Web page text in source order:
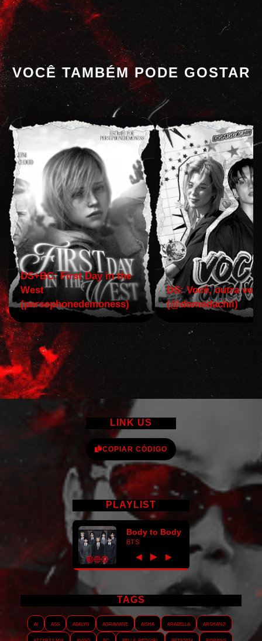
VOCÊ TAMBÉM PODE GOSTAR
DS+BC: First Day in the
West
(persephonedemoness)
DS: Você, outra vez!
(@domodachii)
LINK US
COPIAR CÓDIGO
PLAYLIST
Body to Body
BTS
◀ ► ▶
TAGS
AI ASS Abalyn Agraviane Aisha Arabella
Arshanji